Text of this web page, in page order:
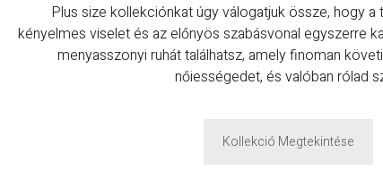
Plus size kollekciónkat úgy válogatjuk össze, hogy
kényelmes viselet és az előnyös szabásvonal egyszerre
menyasszonyi ruhát találhatsz, amely finoman
nőiességedet, és valóban rólad
Kollekció Megtekintése